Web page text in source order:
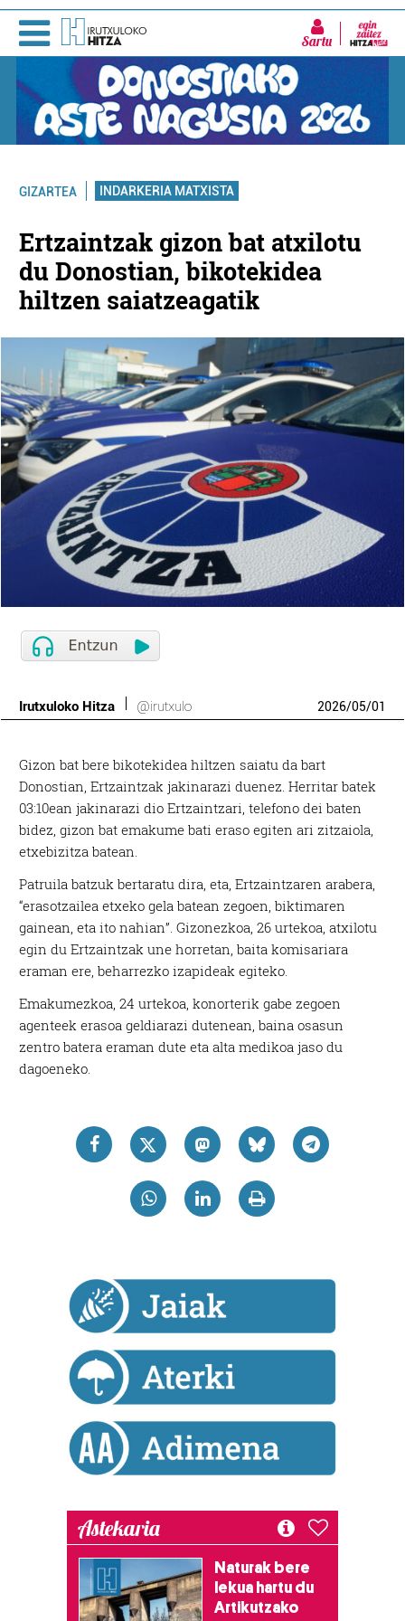
Sartu
GIZARTEA INDARKERIA MATXISTA
Ertzaintzak gizon bat atxilotu
du Donostian, bikotekidea
hiltzen saiatzeagatik
Irutxuloko Hitza @irutxulo 2026/05/01
Gizon bat bere bikotekidea hiltzen saiatu da bart
Donostian, Ertzaintzak jakinarazi duenez. Herritar batek
03:10ean jakinarazi dio Ertzaintzari, telefono dei baten
bidez, gizon bat emakume bati eraso egiten ari zitzaiola,
etxebizitza batean.
Patruila batzuk bertaratu dira, eta, Ertzaintzaren arabera,
“erasotzailea etxeko gela batean zegoen, biktimaren
gainean, eta ito nahian”. Gizonezkoa, 26 urtekoa, atxilotu
egin du Ertzaintzak une horretan, baita komisariara
eraman ere, beharrezko izapideak egiteko.
Emakumezkoa, 24 urtekoa, konorterik gabe zegoen
agenteek erasoa geldiarazi dutenean, baina osasun
zentro batera eraman dute eta alta medikoa jaso du
dagoeneko.
Astekaria
Naturak bere
lekua hartu du
Artikutzako